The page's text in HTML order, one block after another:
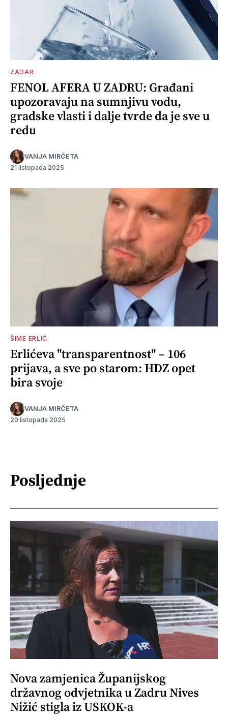
ZADAR
FENOL AFERA U ZADRU: Građani
upozoravaju na sumnjivu vodu,
gradske vlasti i dalje tvrde da je sve u
redu
VANJA MIRČETA
21 listopada 2025
ŠIME ERLIĆ
Erlićeva "transparentnost" – 106
prijava, a sve po starom: HDZ opet
bira svoje
VANJA MIRČETA
20 listopada 2025
Posljednje
Nova zamjenica Županijskog
državnog odvjetnika u Zadru Nives
Nižić stigla iz USKOK-a